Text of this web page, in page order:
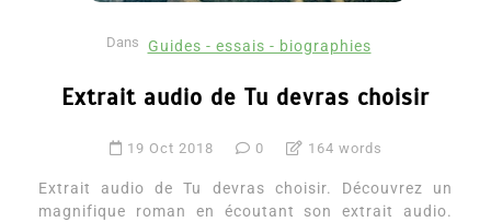
Dans Guides - essais - biographies
Extrait audio de Tu devras choisir
19 Oct 2018 0 164 words
Extrait audio de Tu devras choisir. Découvrez un
magnifique roman en écoutant son extrait audio.